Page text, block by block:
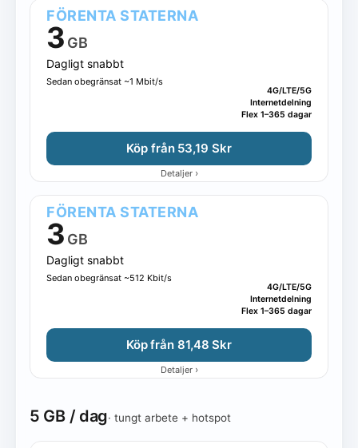
FÖRENTA STATERNA
3 GB
Dagligt snabbt
Sedan obegränsat ~1 Mbit/s
4G/LTE/5G
Internetdelning
Flex 1–365 dagar
Köp från 53,19 Skr
Detaljer ›
FÖRENTA STATERNA
3 GB
Dagligt snabbt
Sedan obegränsat ~512 Kbit/s
4G/LTE/5G
Internetdelning
Flex 1–365 dagar
Köp från 81,48 Skr
Detaljer ›
5 GB / dag· tungt arbete + hotspot